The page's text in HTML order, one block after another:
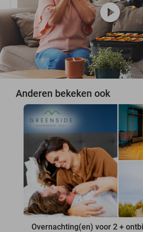
play_circle
Anderen bekeken ook
Overnachting(en) voor 2 +